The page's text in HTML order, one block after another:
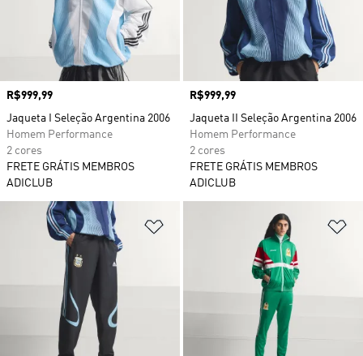
Preço
R$999,99
Jaqueta I Seleção Argentina 2006
Homem Performance
2 cores
FRETE GRÁTIS MEMBROS
ADICLUB
Preço
R$999,99
Jaqueta II Seleção Argentina 2006
Homem Performance
2 cores
FRETE GRÁTIS MEMBROS
ADICLUB
Adicionar à Lista de Desejos